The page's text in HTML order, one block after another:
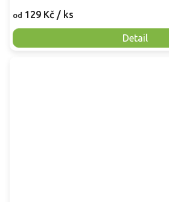
od 129 Kč / ks
Detail